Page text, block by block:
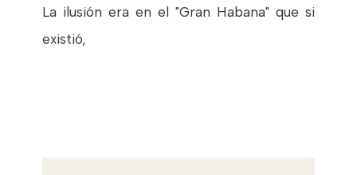
La ilusión era en el "Gran Habana" que si
existió,